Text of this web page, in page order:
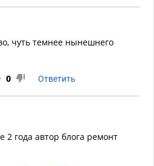
чуть темнее нынешнего
0 Ответить
года автор блога ремонт